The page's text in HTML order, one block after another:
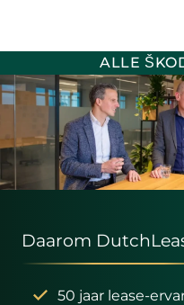
ALLE
Daarom
50 jaar lease-